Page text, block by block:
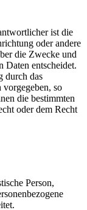
ist die
oder andere
die Zwecke und
Daten entscheidet.
durch das
so
die bestimmten
oder dem Recht
Person,